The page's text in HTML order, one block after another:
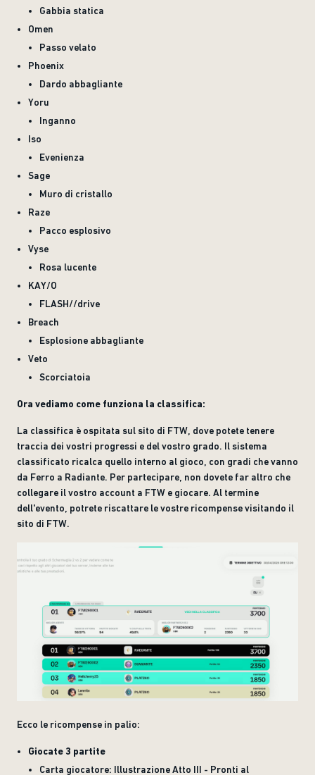
Gabbia statica
Omen
Passo velato
Phoenix
Dardo abbagliante
Yoru
Inganno
Iso
Evenienza
Sage
Muro di cristallo
Raze
Pacco esplosivo
Vyse
Rosa lucente
KAY/O
FLASH//drive
Breach
Esplosione abbagliante
Veto
Scorciatoia
Ora vediamo come funziona la classifica:
La classifica è ospitata sul sito di FTW, dove potete tenere
traccia dei vostri progressi e del vostro grado. Il sistema
classificato ricalca quello interno al gioco, con gradi che vanno
da Ferro a Radiante. Per partecipare, non dovete far altro che
collegare il vostro account a FTW e giocare. Al termine
dell'evento, potrete riscattare le vostre ricompense visitando il
sito di FTW.
Ecco le ricompense in palio:
Giocate 3 partite
Carta giocatore: Illustrazione Atto III - Pronti al